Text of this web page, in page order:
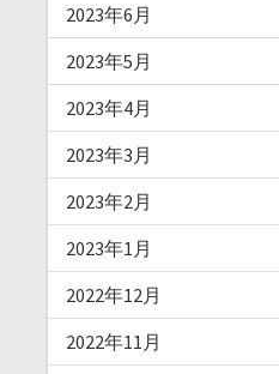
2023年6月
2023年5月
2023年4月
2023年3月
2023年2月
2023年1月
2022年12月
2022年11月